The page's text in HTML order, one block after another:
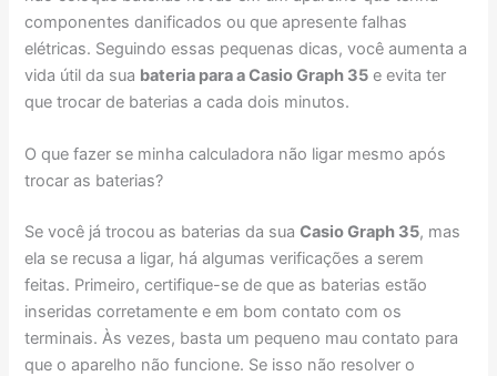
componentes danificados ou que apresente falhas
elétricas. Seguindo essas pequenas dicas, você aumenta a
vida útil da sua bateria para a Casio Graph 35 e evita ter
que trocar de baterias a cada dois minutos.
O que fazer se minha calculadora não ligar mesmo após
trocar as baterias?
Se você já trocou as baterias da suaCasio Graph 35, mas
ela se recusa a ligar, há algumas verificações a serem
feitas. Primeiro, certifique-se de que as baterias estão
inseridas corretamente e em bom contato com os
terminais. Às vezes, basta um pequeno mau contato para
que o aparelho não funcione. Se isso não resolver o